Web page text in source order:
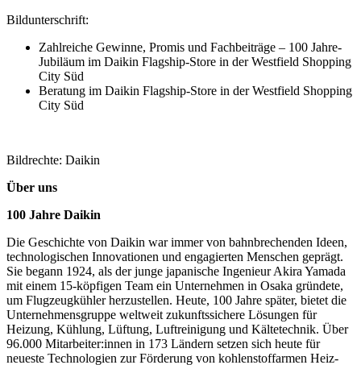
Bildunterschrift:
Zahlreiche Gewinne, Promis und Fachbeiträge – 100 Jahre-
Jubiläum im Daikin Flagship-Store in der Westfield Shopping
City Süd
Beratung im Daikin Flagship-Store in der Westfield Shopping
City Süd
Bildrechte: Daikin
Über uns
100 Jahre Daikin
Die Geschichte von Daikin war immer von bahnbrechenden Ideen,
technologischen Innovationen und engagierten Menschen geprägt.
Sie begann 1924, als der junge japanische Ingenieur Akira Yamada
mit einem 15-köpfigen Team ein Unternehmen in Osaka gründete,
um Flugzeugkühler herzustellen. Heute, 100 Jahre später, bietet die
Unternehmensgruppe weltweit zukunftssichere Lösungen für
Heizung, Kühlung, Lüftung, Luftreinigung und Kältetechnik. Über
96.000 Mitarbeiter:innen in 173 Ländern setzen sich heute für
neueste Technologien zur Förderung von kohlenstoffarmen Heiz-